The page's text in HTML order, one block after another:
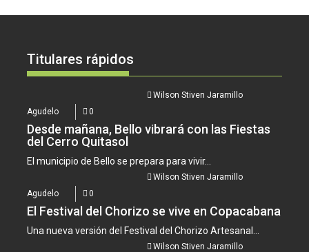
Titulares rápidos
Wilson Stiven Jaramillo
Agudelo
0
Desde mañana, Bello vibrará con las Fiestas
del Cerro Quitasol
El municipio de Bello se prepara para vivir...
Wilson Stiven Jaramillo
Agudelo
0
El Festival del Chorizo se vive en Copacabana
Una nueva versión del Festival del Chorizo Artesanal...
Wilson Stiven Jaramillo